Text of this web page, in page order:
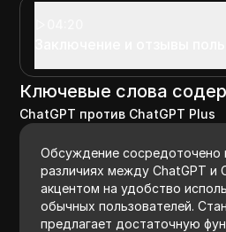
Ключевые слова
ChatGPT против ChatGPT Plus
Обсуждение сосредоточено
различиях между ChatGPT и
акцентом на удобство
обычных пользователей.
предлагает достаточную